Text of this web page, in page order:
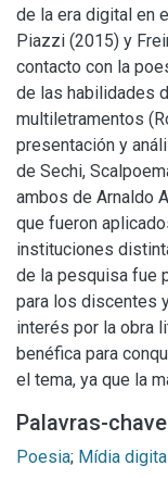
de la era digital en
Piazzi (2015) y
contacto con la
de las habilidades
multiletramentos
presentación y
de Sechi,
ambos de Arnaldo
que fueron
instituciones
de la pesquisa fue
para los discentes
interés por la obra
benéfica para
el tema, ya que la
Palavras-chave
Poesia; Mídia